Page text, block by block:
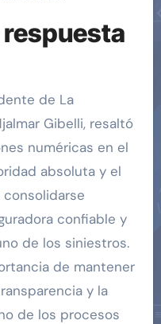
de La
Gibelli, resaltó
numéricas en el
absoluta y el
confiable y
de los siniestros.
de mantener
y la
de los procesos